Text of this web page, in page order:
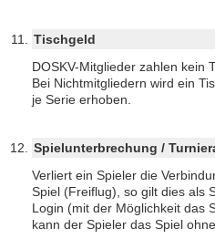
Tischgeld
DOSKV-Mitglieder zahlen kein
Bei Nichtmitgliedern wird ein
je Serie erhoben.
Spielunterbrechung /
Verliert ein Spieler die
Spiel (Freiflug), so gilt dies als
Login (mit der Möglichkeit das
kann der Spieler das Spiel